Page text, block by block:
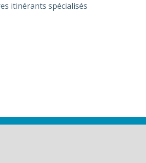
itinérants spécialisés